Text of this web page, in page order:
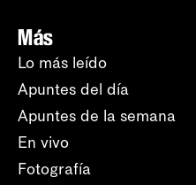
Más
Lo más leído
Apuntes del día
Apuntes de la semana
En vivo
Fotografía